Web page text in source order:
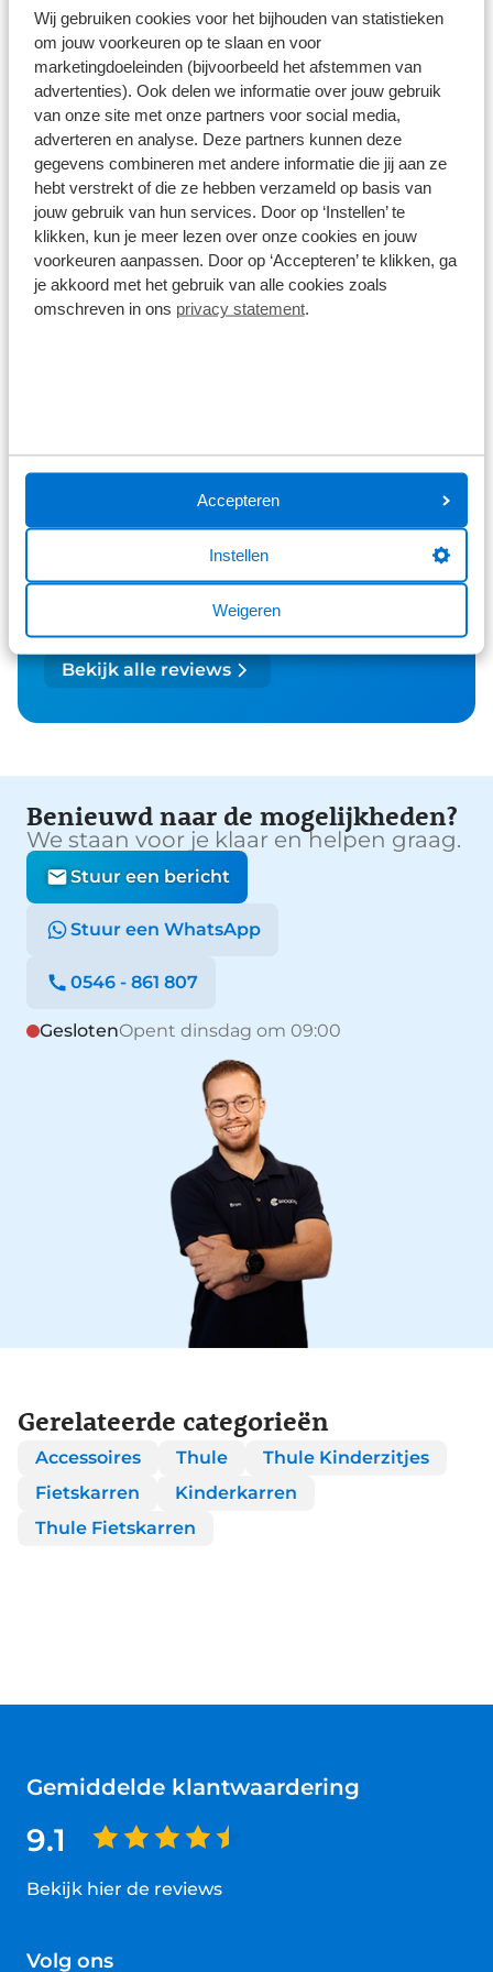
Wij gebruiken cookies voor het bijhouden van statistieken
om jouw voorkeuren op te slaan en voor
marketingdoeleinden (bijvoorbeeld het afstemmen van
advertenties). Ook delen we informatie over jouw gebruik
van onze site met onze partners voor social media,
adverteren en analyse. Deze partners kunnen deze
gegevens combineren met andere informatie die jij aan ze
hebt verstrekt of die ze hebben verzameld op basis van
jouw gebruik van hun services. Door op ‘Instellen’ te
klikken, kun je meer lezen over onze cookies en jouw
voorkeuren aanpassen. Door op ‘Accepteren’ te klikken, ga
je akkoord met het gebruik van alle cookies zoals
omschreven in ons privacy statement.
Accepteren
Instellen
Weigeren
bevestigingssysteem. Geniet van de frisse lucht en
de mooie omgeving terwijl je kinderen genieten
van hun eigen uitzicht. Maak van elke fietstocht
een onvergetelijke ervaring!
Fietskarren
Alle specificaties
Disclaimer
De specificaties en onderdelen zijn gegeven op basis van aanlevering
van de leverancier. Op basis van beschikbaarheid of wijzigingen bij de
leverancier kunnen specificaties afwijken.
Wat klanten over ons zeggen
5 1168 reviews
290 reviews
3 61 reviews
Bekijk alle reviews
Benieuwd naar de mogelijkheden?
We staan voor je klaar en helpen graag.
Stuur een bericht
Stuur een WhatsApp
0546 - 861 807
GeslotenOpent dinsdag om 09:00
Gerelateerde categorieën
Accessoires Thule
Thule Kinderzitjes
Fietskarren
Kinderkarren
Thule Fietskarren
Gemiddelde klantwaardering
9.1
Bekijk hier de reviews
van
Volg ons